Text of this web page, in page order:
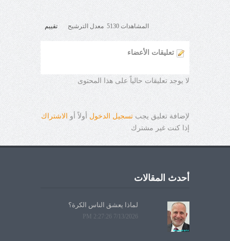
المشاهدات 5130 معدل الترشيح تقييم
تعليقات الأعضاء
لا يوجد تعليقات حالياً على هذا المحتوى
لإضافة تعليق يجب تسجيل الدخول أولاً أو
الاشتراك
إذا كنت غير مشترك
أحدث المقالات
لماذا يعشق الناس الكرة؟
7/13/2026 2:27:26 PM